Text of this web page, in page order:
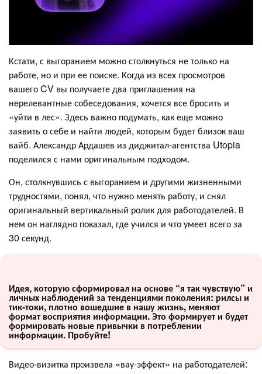
Кстати, с выгоранием можно столкнуться не только на
работе, но и при ее поиске. Когда из всех просмотров
вашего CV вы получаете два приглашения на
нерелевантные собеседования, хочется все бросить и
«уйти в лес». Здесь важно подумать, как еще можно
заявить о себе и найти людей, которым будет близок ваш
вайб. Александр Ардашев из диджитал-агентства Utopia
поделился с нами оригинальным подходом.
Он, столкнувшись с выгоранием и другими жизненными
трудностями, понял, что нужно менять работу, и снял
оригинальный вертикальный ролик для работодателей. В
нем он наглядно показал, где учился и что умеет всего за
30 секунд.
Идея, которую сформировал на основе “я так чувствую” и
личных наблюдений за тенденциями поколения: рилсы и
тик-токи, плотно вошедшие в нашу жизнь, меняют
формат восприятия информации. Это формирует и будет
формировать новые привычки в потреблении
информации. Пробуйте!
Видео-визитка произвела «вау-эффект» на работодателей: